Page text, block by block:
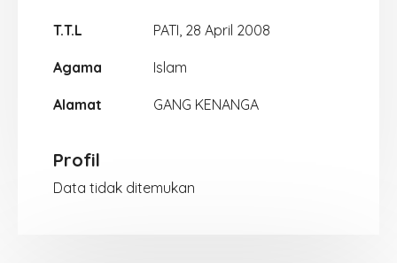
T.T.L PATI, 28 April 2008
Agama Islam
Alamat GANG KENANGA
Profil
Data tidak ditemukan